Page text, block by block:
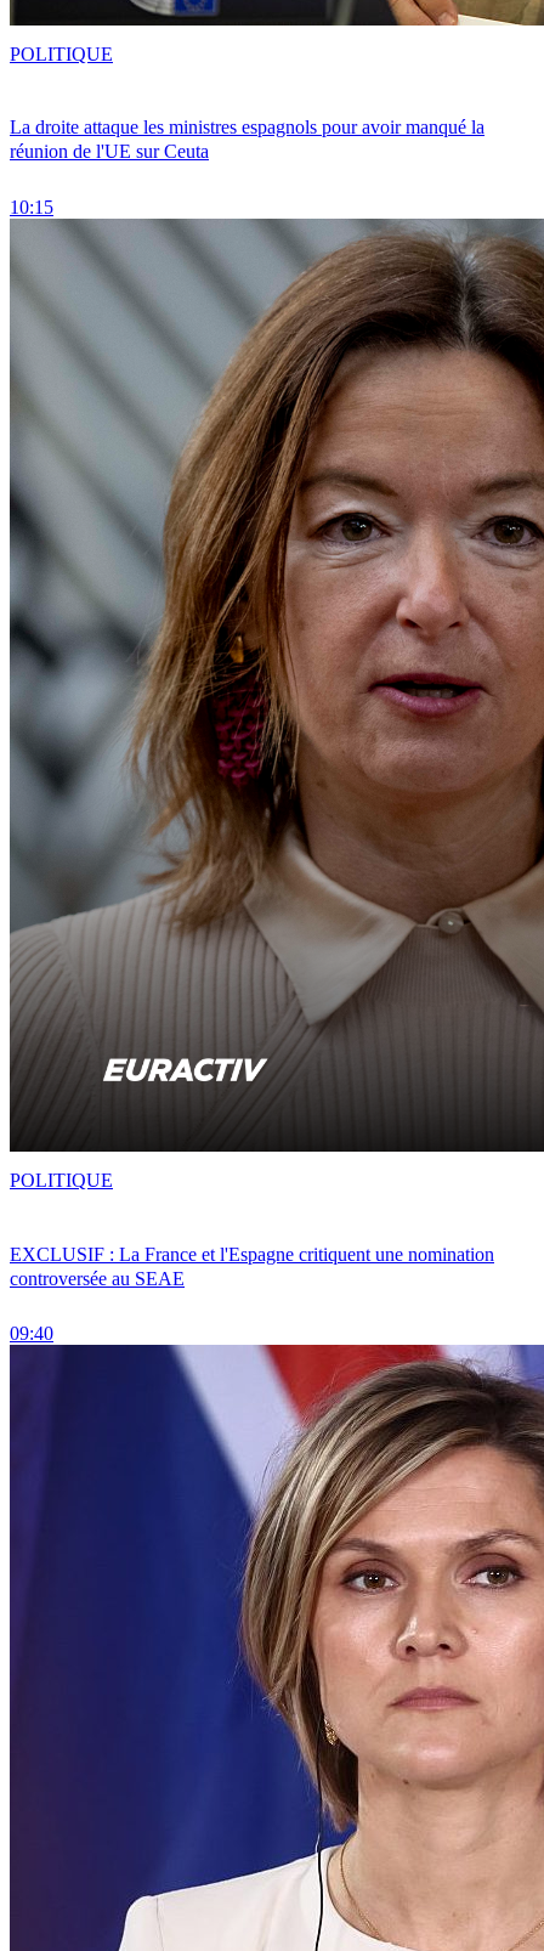
La droite attaque les ministres espagnols pour avoir manqué la
réunion de l'UE sur Ceuta
10:15
POLITIQUE
EXCLUSIF : La France et l'Espagne critiquent une nomination
controversée au SEAE
09:40
POLITIQUE